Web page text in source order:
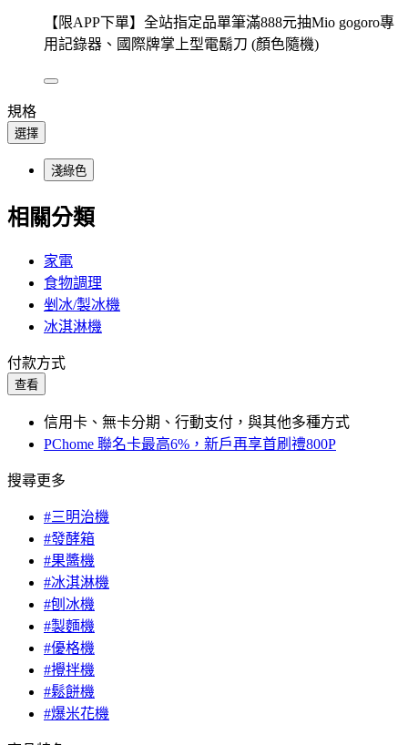
【限APP下單】全站指定品單筆滿888元抽Mio gogoro專
用記錄器、國際牌掌上型電鬍刀 (顏色隨機)
規格
選擇
淺綠色
相關分類
家電
食物調理
剉冰/製冰機
冰淇淋機
付款方式
查看
信用卡、無卡分期、行動支付，與其他多種方式
PChome 聯名卡最高6%，新戶再享首刷禮800P
搜尋更多
#三明治機
#發酵箱
#果醬機
#冰淇淋機
#刨冰機
#製麵機
#優格機
#攪拌機
#鬆餅機
#爆米花機